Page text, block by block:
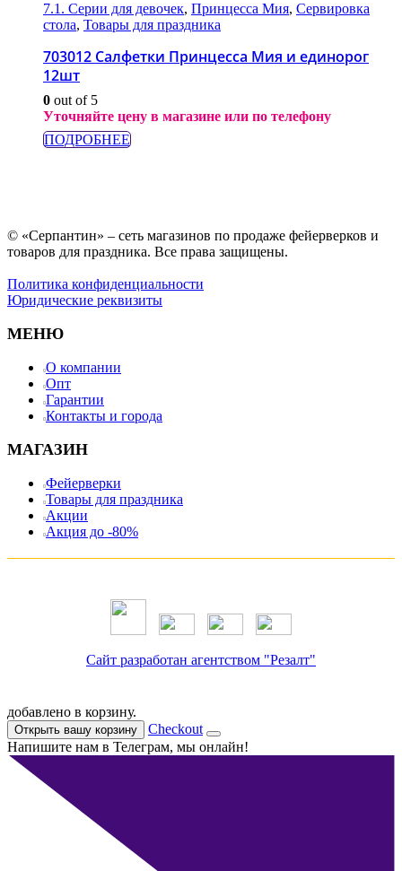
7.1. Серии для девочек, Принцесса Мия, Сервировка
стола, Товары для праздника
703012 Салфетки Принцесса Мия и единорог
12шт
0 out of 5
Уточняйте цену в магазине или по телефону
ПОДРОБНЕЕ
© «Серпантин» – сеть магазинов по продаже фейерверков и
товаров для праздника. Все права защищены.
Политика конфиденциальности
Юридические реквизиты
МЕНЮ
О компании
Опт
Гарантии
Контакты и города
МАГАЗИН
Фейерверки
Товары для праздника
Акции
Акция до -80%
Сайт разработан агентством "Резалт"
добавлено в корзину.
Открыть вашу корзину
Checkout
Напишите нам в Телеграм, мы онлайн!